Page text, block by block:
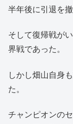
半年後に引退を
そして復帰戦が
界戦であった。
しかし畑山自身
た。
チャンピオンの